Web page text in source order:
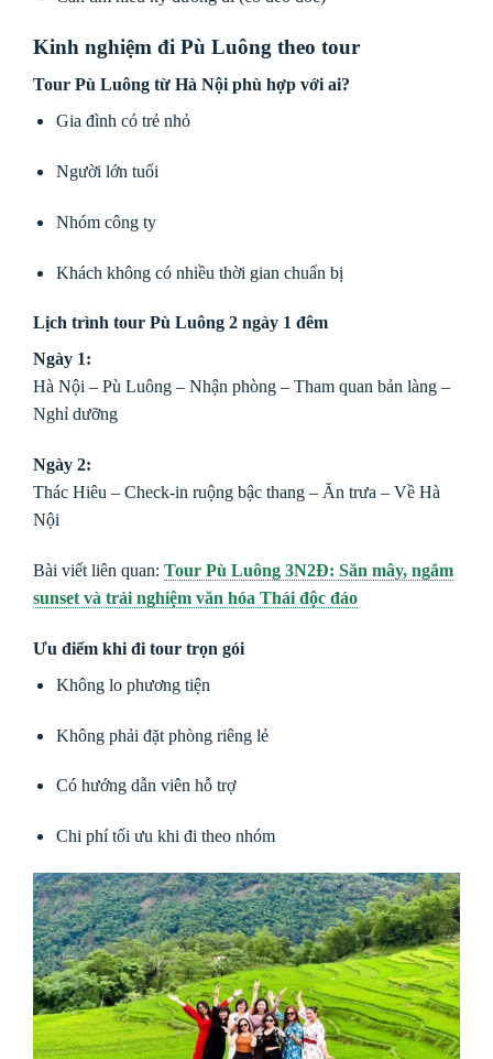
Kinh nghiệm đi Pù Luông theo tour
Tour Pù Luông từ Hà Nội phù hợp với ai?
Gia đình có trẻ nhỏ
Người lớn tuổi
Nhóm công ty
Khách không có nhiều thời gian chuẩn bị
Lịch trình tour Pù Luông 2 ngày 1 đêm
Ngày 1:
Hà Nội – Pù Luông – Nhận phòng – Tham quan bản làng –
Nghỉ dưỡng
Ngày 2:
Thác Hiêu – Check-in ruộng bậc thang – Ăn trưa – Về Hà
Nội
Bài viết liên quan: Tour Pù Luông 3N2Đ: Săn mây, ngắm
sunset và trải nghiệm văn hóa Thái độc đáo
Ưu điểm khi đi tour trọn gói
Không lo phương tiện
Không phải đặt phòng riêng lẻ
Có hướng dẫn viên hỗ trợ
Chi phí tối ưu khi đi theo nhóm